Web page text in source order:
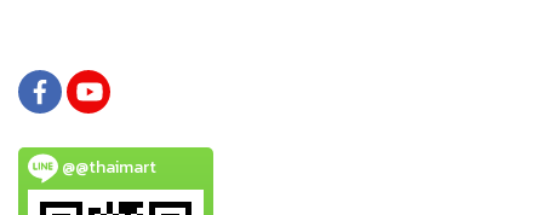
@@thaimart